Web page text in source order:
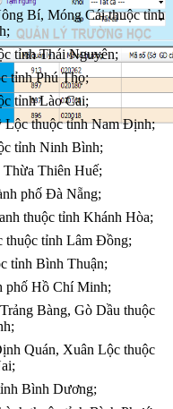
ông Bí, Móng Cái thuộc tỉnh
tỉnh Thái Nguyên;
tỉnh Phú Thọ;
tỉnh Lào Cai;
Lộc thuộc tỉnh Nam Định;
tỉnh Ninh Bình;
Thừa Thiên Huế;
phố Đà Nẵng;
thuộc tỉnh Khánh Hòa;
thuộc tỉnh Lâm Đồng;
tỉnh Bình Thuận;
phố Hồ Chí Minh;
Bàng, Gò Dầu thuộc
Quán, Xuân Lộc thuộc
Bình Dương;